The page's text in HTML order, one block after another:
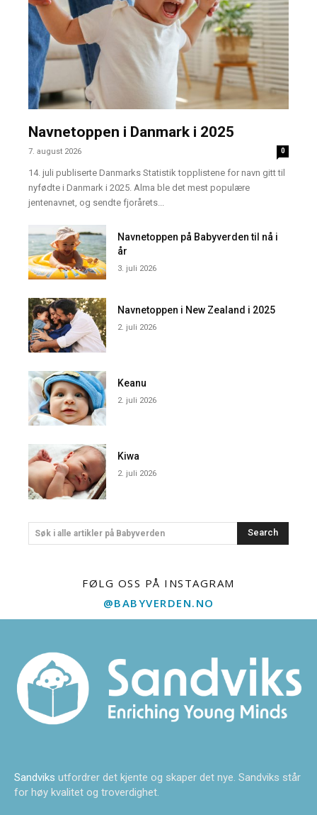
Navnetoppen i Danmark i 2025
7. august 2026 0
14. juli publiserte Danmarks Statistik topplistene for navn gitt til
nyfødte i Danmark i 2025. Alma ble det mest populære
jentenavnet, og sendte fjorårets...
Navnetoppen på Babyverden til nå i
år
3. juli 2026
Navnetoppen i New Zealand i 2025
2. juli 2026
Keanu
2. juli 2026
Kiwa
2. juli 2026
Søk i alle artikler på Babyverden Search
FØLG OSS PÅ INSTAGRAM
@BABYVERDEN.NO
Sandviks utfordrer det kjente og skaper det nye. Sandviks står
for høy kvalitet og troverdighet.